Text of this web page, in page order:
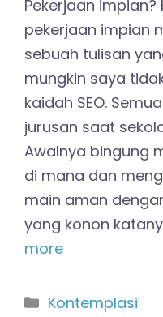
Pekerjaan
pekerjaan impian
sebuah tulisan
mungkin saya
kaidah SEO.
jurusan saat
Awalnya bingung
di mana dan
main aman
yang konon
more
Kategori
Kontemplasi